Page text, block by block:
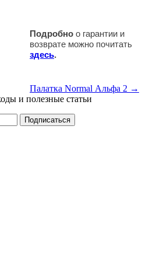
Подробно о гарантии и
возврате можно почитать
здесь.
Палатка Normal Альфа 2 →
и полезные статьи